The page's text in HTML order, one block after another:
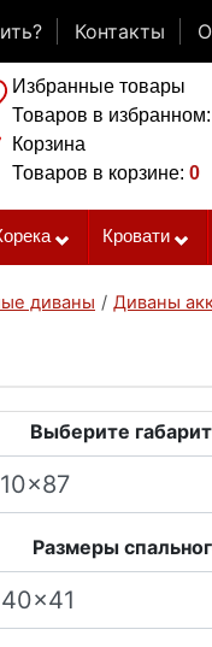
Контакты
Избранные товары
Товаров в избранном:
Корзина
Товаров в корзине: 0
Кровати
диваны / Диваны
Выберите
Размеры